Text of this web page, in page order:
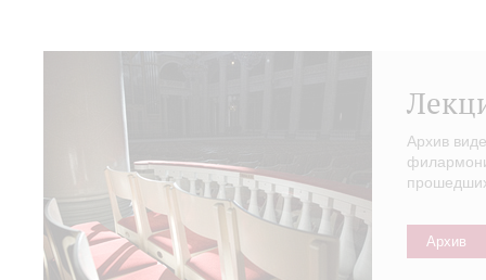
Архив
Архив